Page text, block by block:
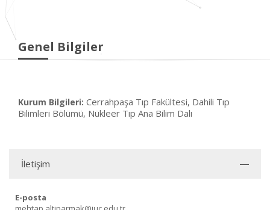
Genel Bilgiler
Kurum Bilgileri: Cerrahpaşa Tıp Fakültesi, Dahili Tıp
Bilimleri Bölümü, Nükleer Tıp Ana Bilim Dalı
İletişim
E-posta